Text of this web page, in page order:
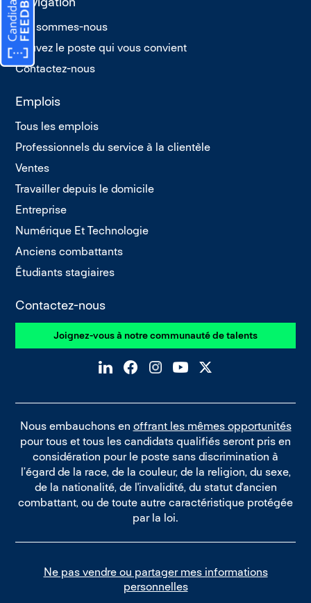
Qui sommes-nous
Trouvez le poste qui vous convient
Contactez-nous
Emplois
Tous les emplois
Professionnels du service à la clientèle
Ventes
Travailler depuis le domicile
Entreprise
Numérique Et Technologie
Anciens combattants
Étudiants stagiaires
Contactez-nous
Joignez-vous à notre communauté de talents
Nous embauchons en offrant les mêmes opportunités
pour tous et tous les candidats qualifiés seront pris en
considération pour le poste sans discrimination à
l’égard de la race, de la couleur, de la religion, du sexe,
de la nationalité, de l'invalidité, du statut d'ancien
combattant, ou de toute autre caractéristique protégée
par la loi.
Ne pas vendre ou partager mes informations
personnelles